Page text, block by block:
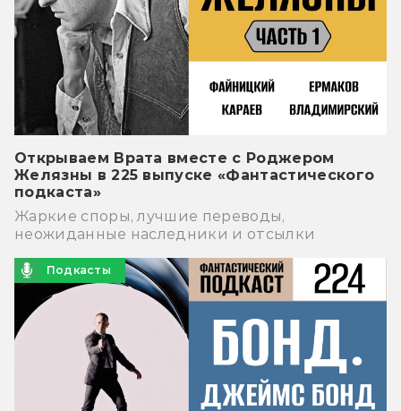
Открываем Врата вместе с Роджером
Желязны в 225 выпуске «Фантастического
подкаста»
Жаркие споры, лучшие переводы,
неожиданные наследники и отсылки
Подкасты